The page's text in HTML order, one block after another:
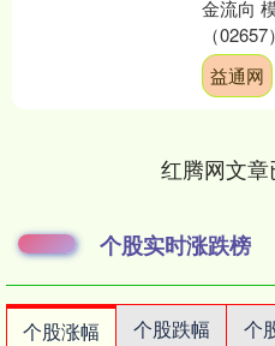
金流向
（
价77.77
份，....
益通网
红腾网文
个股实时涨跌榜
个股涨幅 个股跌幅 个